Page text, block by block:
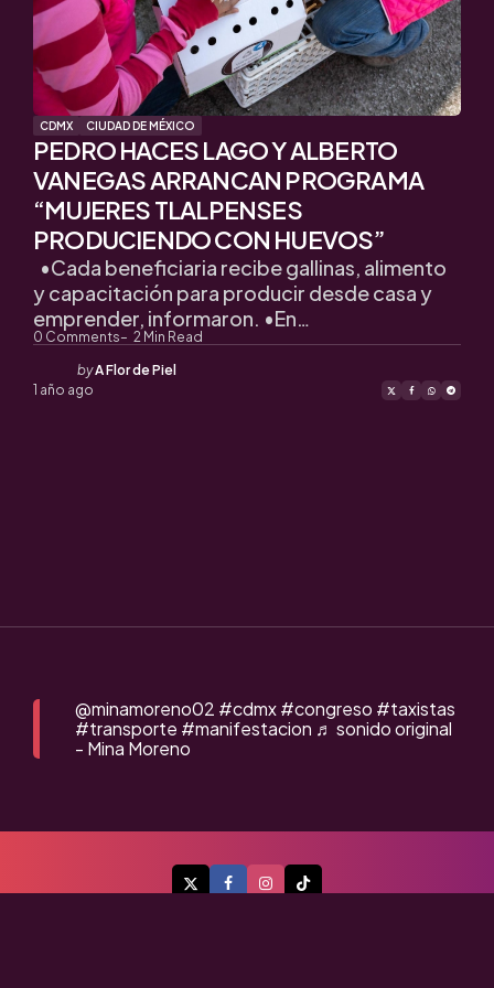
CDMX CIUDAD DE MÉXICO
PEDRO HACES LAGO Y ALBERTO
VANEGAS ARRANCAN PROGRAMA
“MUJERES TLALPENSES
PRODUCIENDO CON HUEVOS”
0 Comments 2 Min Read
•Cada beneficiaria recibe gallinas, alimento
y capacitación para producir desde casa y
emprender, informaron. •En…
Posted
by
byA Flor de Piel
1 año ago
@minamoreno02 #cdmx#congreso #taxistas
#transporte #manifestacion ♬ sonido original
- Mina Moreno